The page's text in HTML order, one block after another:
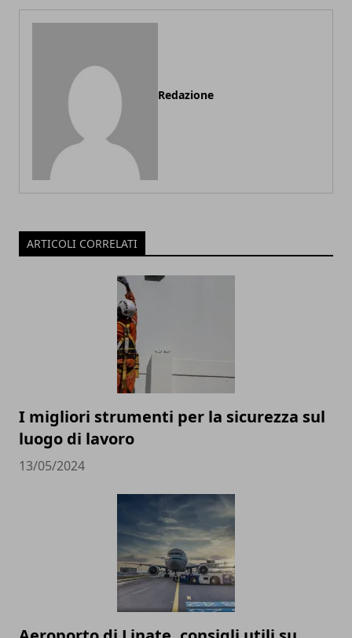
Redazione
ARTICOLI CORRELATI
I migliori strumenti per la sicurezza sul
luogo di lavoro
13/05/2024